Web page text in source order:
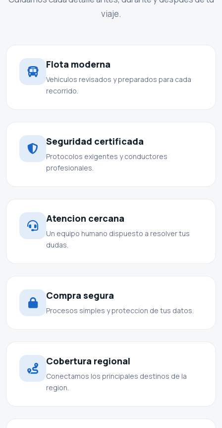
viaje.
Flota moderna
Vehiculos revisados y preparados para cada
recorrido.
Seguridad certificada
Protocolos exigentes y conductores
profesionales.
Atencion cercana
Un equipo humano dispuesto a resolver tus
dudas.
Compra segura
Procesos simples y proteccion de tus datos.
Cobertura regional
Conectamos los principales destinos de la
region.